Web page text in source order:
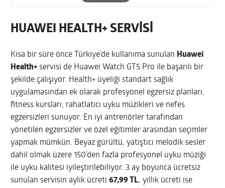
HUAWEI HEALTH+ SERVİSİ
Kısa bir süre önce Türkiye’de kullanıma sunulan Huawei
Health+ servisi de Huawei Watch GT5 Pro ile başarılı bir
şekilde çalışıyor. Health+ üyeliği standart sağlık
uygulamasından ek olarak profesyonel egzersiz planları,
fitness kursları, rahatlatıcı uyku müzikleri ve nefes
egzersizleri sunuyor. En iyi antrenörler tarafından
yönetilen egzersizler ve özel eğitimler arasından seçimler
yapmak mümkün. Beyaz gürültü, yatıştıcı melodik sesler
dahil olmak üzere 150’den fazla profesyonel uyku müziği
ile uyku kalitesi iyileştirilebiliyor. 3 ay boyunca ücretsiz
sunulan servisin aylık ücreti67,99 TL, yıllık ücreti ise